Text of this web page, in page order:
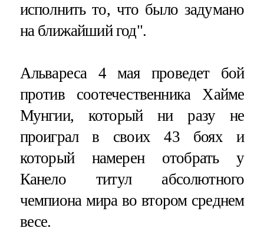
исполнить то, что было задумано
на ближайший год".
Альвареса 4 мая проведет бой
против соотечественника Хайме
Мунгии, который ни разу не
проиграл в своих 43 боях и
который намерен отобрать у
Канело титул абсолютного
чемпиона мира во втором среднем
весе.